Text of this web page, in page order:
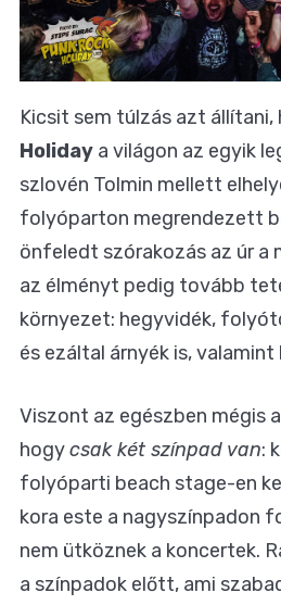
Kicsit sem túlzás azt állítani,
Holiday a világon az egyik
szlovén Tolmin mellett
folyóparton megrendezett
önfeledt szórakozás az úr a
az élményt pedig tovább
környezet: hegyvidék,
és ezáltal árnyék is,
Viszont az egészben mégis
hogycsak két színpad van:
folyóparti beach stage-en
kora este a nagyszínpadon
nem ütköznek a koncertek.
a színpadok előtt, ami